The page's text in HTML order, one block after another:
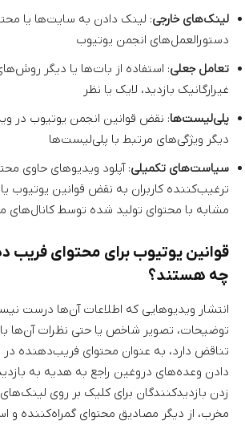
لینک‌های خارجی: لینک دادن به سایت‌ها یا
دستورالعمل‌های انجمن یوتیوب
تعامل جعلی: استفاده از بات‌ها یا دیگر
غیرارگانیک بازدید، لایک یا نظر
پلی‌لیست‌ها: نقض قوانین انجمن یوتیوب در
دیگر ویژگی‌های مرتبط با پلی‌لیست‌ها
سیاست‌های تکمیلی: آپلود ویدیوهای حاوی
ترغیب‌کننده کاربران به نقض قوانین یوتیوب
مشابه با محتوای تولید شده توسط کانال‌های
قوانین یوتیوب برای محتوای فریب
چه هستند؟
انتشار ویدیوهایی که اطلاعات آن‌ها درست
توضیحات، تصویر شاخص یا حتی نظرات آن‌ها
تناقض دارد، به عنوان محتوای فریب‌دهنده
دادن وعده‌های دروغین راجع به هدیه به
زدن بازدیدکنندگان برای کلیک بر روی
مخرب، از دیگر مصادیق محتوای گمراه‌کننده و